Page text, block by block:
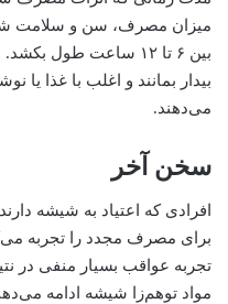
میزان مصرف، سن و سلامت
بیدار بمانند و اغلب با غذا یا
می‌دهند.
سخن آخر
افرادی که اعتیاد به شیشه
برای مصرف مجدد را تجربه
تجربه عواقب بسیار منفی در
مواد توهم‌زا شیشه ادامه